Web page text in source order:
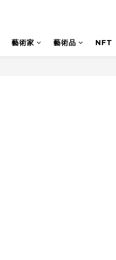
藝術家 藝術品 NFT